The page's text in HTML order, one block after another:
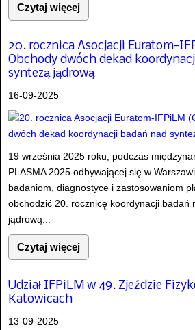
Czytaj więcej
20. rocznica Asocjacji Euratom-
Obchody dwóch dekad
syntezą jądrową
16-09-2025
19 września 2025 roku, podczas
PLASMA 2025 odbywającej się w
badaniom, diagnostyce i zastosowaniom
obchodzić 20. rocznicę koordynacji badań
jądrową...
Czytaj więcej
Udział IFPiLM w 49. Zjeździe
Katowicach
13-09-2025